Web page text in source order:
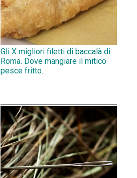
Gli X migliori filetti di baccalà di
Roma. Dove mangiare il mitico
pesce fritto.